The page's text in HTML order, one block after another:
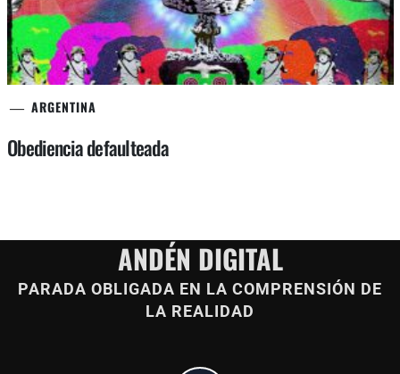
ARGENTINA
Obediencia defaulteada
ANDÉN DIGITAL
PARADA OBLIGADA EN LA COMPRENSIÓN DE
LA REALIDAD